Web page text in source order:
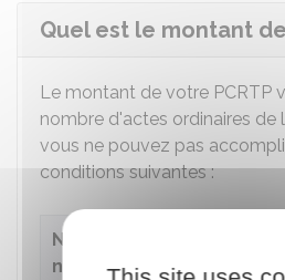
Quel est le montant de
Le montant de votre PCRTP
nombre d'actes ordinaires de
vous ne pouvez pas
conditions suivantes :
Nombre d'actes
nécessitant